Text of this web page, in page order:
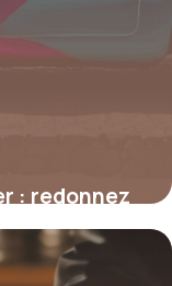
: redonnez
votre